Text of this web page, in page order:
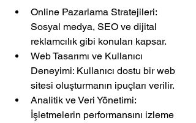
Online Pazarlama Stratejileri:
Sosyal medya, SEO ve dijital
reklamcılık gibi konuları kapsar.
Web Tasarımı ve Kullanıcı
Deneyimi: Kullanıcı dostu bir web
sitesi oluşturmanın ipuçları verilir.
Analitik ve Veri Yönetimi:
İşletmelerin performansını izleme